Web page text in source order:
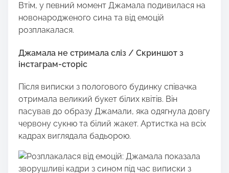
Втім, у певний момент Джамала подивилася на
новонародженого сина та від емоцій
розплакалася.
Джамала не стримала сліз / Скриншот з
інстаграм-сторіс
Після виписки з пологового будинку співачка
отримала великий букет білих квітів. Він
пасував до образу Джамали, яка одягнула довгу
червону сукню та білий жакет. Артистка на всіх
кадрах виглядала бадьорою.